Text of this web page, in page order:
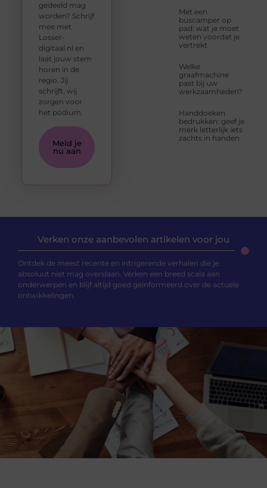
Met een
buscamper op
pad: wat je moet
weten voordat je
vertrekt
Welke
graafmachine
past bij uw
werkzaamheden?
Handdoeken
bedrukken: geef je
merk letterlijk iets
zachts in handen
gedeeld mag
worden? Schrijf
mee met
Losser-
digitaal.nl en
laat jouw stem
horen in de
regio. Jij
schrijft, wij
zorgen voor
het podium.
Meld je
nu aan
Verken onze aanbevolen artikelen voor jou
Ontdek de meest recente en intrigerende verhalen die je
absoluut niet mag overslaan. Verken een breed scala aan
onderwerpen en blijf altijd goed geïnformeerd over de actuele
ontwikkelingen.